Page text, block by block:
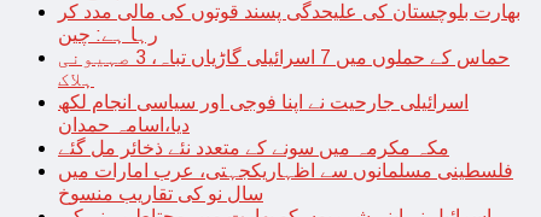
بھارت بلوچستان کی علیحدگی پسند قوتوں کی مالی مدد کر
رہا ہے: چین
حماس کے حملوں میں 7 اسرائیلی گاڑیاں تباہ، 3 صہیونی
ہلاک
اسرائیلی جارحیت نے اپنا فوجی اور سیاسی انجام لکھ
دیا،اسامہ حمدان
مکہ مکرمہ میں سونے کے متعدد نئے ذخائر مل گئے
فلسطینی مسلمانوں سے اظہاریکجہتی، عرب امارات میں
سال نو کی تقاریب منسوخ